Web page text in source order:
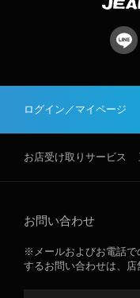
ログイン／マイページ
お店受け取りサービス
お問い合わせ
※メールおよびお電話で
するお問い合わせは、店